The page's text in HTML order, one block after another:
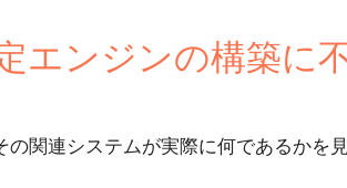
エンジンの構築に
関連システムが実際に何であるかを